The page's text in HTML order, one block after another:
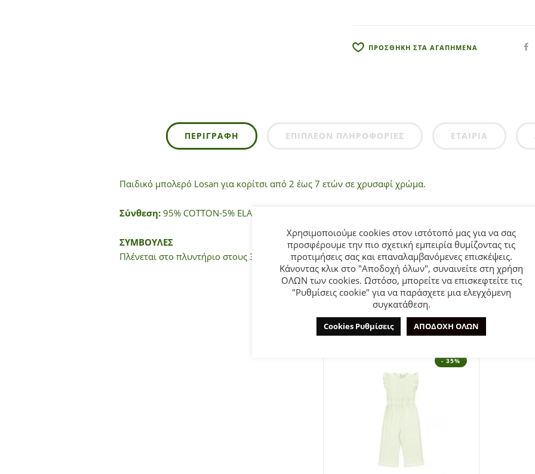
ΠΡΟΣΘΗΚΗ ΣΤΑ ΑΓΑΠΗΜΕΝΑ
ΠΕΡΙΓΡΑΦΉ ΕΠΙΠΛΈΟΝ ΠΛΗΡΟΦΟΡΊΕΣ ΕΤΑΙΡΊΑ
Παιδικό μπολερό Losan για κορίτσι από 2 έως 7 ετών σε χρυσαφί χρώμα.
Σύνθεση:95% COTTON-5% ELASTAN.
ΣΥΜΒΟΥΛΕΣ
Πλένεται στο πλυντήριο στους 30°C.
ΜΠΟΡΕΊ ΕΠΊΣΗΣ ΝΑ ΣΑΣ ΑΡΈΣΕΙ…
- 35%
Χρησιμοποιούμε cookies στον ιστότοπό μας για να σας
προσφέρουμε την πιο σχετική εμπειρία θυμίζοντας τις
προτιμήσεις σας και επαναλαμβανόμενες επισκέψεις.
Κάνοντας κλικ στο "Αποδοχή όλων", συναινείτε στη χρήση
ΟΛΩΝ των cookies. Ωστόσο, μπορείτε να επισκεφτείτε τις
"Ρυθμίσεις cookie" για να παράσχετε μια ελεγχόμενη
συγκατάθεση.
Cookies Ρυθμίσεις ΑΠΟΔΟΧΗ ΟΛΩΝ